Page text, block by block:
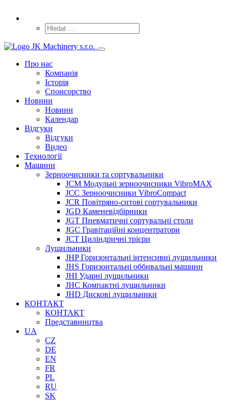
Про нас
Компанія
Історія
Спонсорство
Новини
Новини
Календар
Відгуки
Відгуки
Видео
Tехнології
Машини
Зерноочисники та сортувальники
JCM Модульні зерноочисники VibroMAX
JCC Зерноочисники VibroCompact
JCR Повітряно-ситові сортувальники
JGD Каменевідбірники
JGT Пневматичні сортувальні столи
JGC Гравітаційні концентратори
JCT Циліндричні трієри
Лущильники
JHP Горизонтальні інтенсивні лущильники
JHS Горизонтальні оббивальні машини
JHI Ударні лущильники
JHC Компактні лущильники
JHD Дискові лущильники
КОНТАКТ
КОНТАКТ
Представництва
UA
CZ
DE
EN
FR
PL
RU
SK